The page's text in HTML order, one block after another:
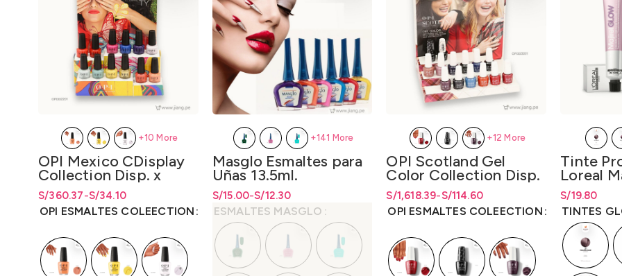
OPI Mexico CDisplay
Collection Disp. x
Unidad y Disp. x 12
Unidades LQR 15ml.
S/34.10
-
S/360.37
Rango de precios: desde S/34.10
hasta S/360.37
Rango de precios: desde
hastaS/360.37
OPI ESMALTES COLEECTION
+10 More
Masglo Esmaltes para
Uñas 13.5ml.
S/12.30
-
S/15.00
Rango de precios: desde S/12.30
hasta S/15.00
Rango de precios: desde
hastaS/15.00
ESMALTES MASGLO
+141 More
OPI Scotland Gel
Color Collection Disp.
x Unidad y Disp. x Kit
de 14 Unidades
(Gc/Bcoat/Tcoat)
S/114.60
-
S/1,618.39
Rango de precios: desde
S/114.60 hasta S/1,618.39
Rango de precios: desde
S/114.60hastaS/1,618.39
OPI ESMALTES COLEECTION
+12 More
Tinte
Loreal
50gr
S/19.80
Rango de
hastaS/
TINTES